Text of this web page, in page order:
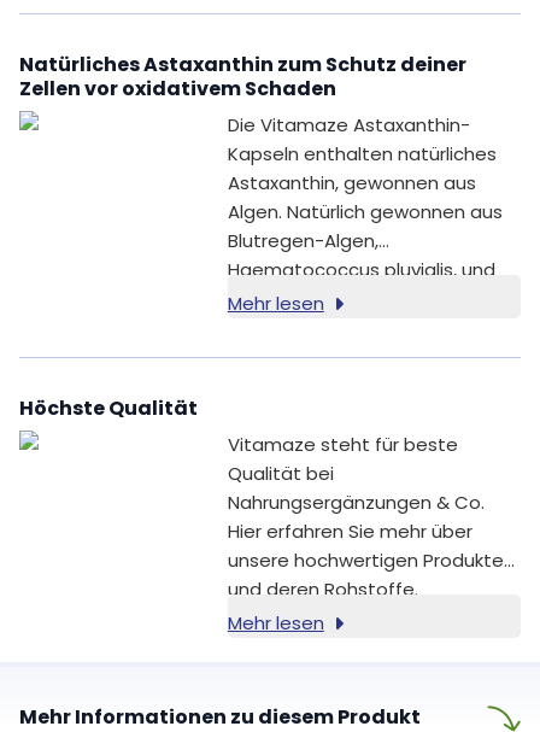
Platensis, Thallus), Füllstoff
Thiamin HCl (Vitamin B1).
Natürliches Astaxanthin zum Schutz deiner
Zellen vor oxidativem Schaden
Die Vitamaze Astaxanthin-
Kapseln enthalten natürliches
Astaxanthin, gewonnen aus
Algen. Natürlich gewonnen aus
Blutregen-Algen,
Haematococcus pluvialis, und
Spirulina-Algen, Arthrospira
eine hohe Dosis von 4 mg
Mehr lesen
Höchste Qualität
Vitamaze steht für beste
Qualität bei
Nahrungsergänzungen & Co.
Hier erfahren Sie mehr über
unsere hochwertigen Produkte
und deren Rohstoffe.
Mehr lesen
Mehr Informationen zu diesem Produkt